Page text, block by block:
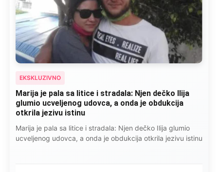
EKSKLUZIVNO
Marija je pala sa litice i stradala: Njen dečko Ilija
glumio ucveljenog udovca, a onda je obdukcija
otkrila jezivu istinu
Marija je pala sa litice i stradala: Njen dečko Ilija glumio
ucveljenog udovca, a onda je obdukcija otkrila jezivu istinu